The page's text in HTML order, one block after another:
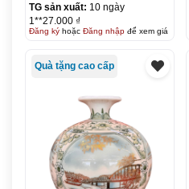
TG sản xuất: 10 ngày
1**27.000 ₫
Đăng kýhoặc Đăng nhậpđể xem giá
Quà tặng cao cấp